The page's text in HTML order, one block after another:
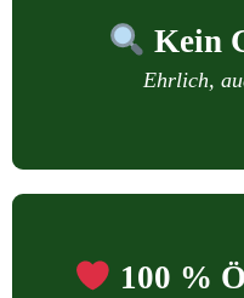
Kein
Ehrlich,
100 %